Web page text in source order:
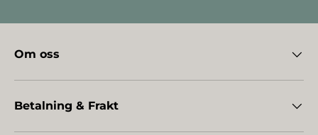
Om oss
Betalning & Frakt